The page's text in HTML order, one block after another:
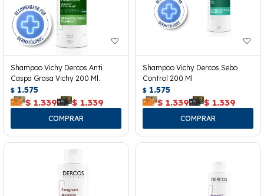
Shampoo Vichy Dercos Anti
Caspa Grasa Vichy 200 Ml.
$ 1.575
$ 1.339 $ 1.339
Shampoo Vichy Dercos Sebo
Control 200 Ml
$ 1.575
$ 1.339 $ 1.339